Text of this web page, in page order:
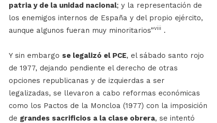
patria y de la unidad nacional; y la representación de
los enemigos internos de España y del propio ejército,
aunque algunos fueran muy minoritarios”viii .
Y sin embargo se legalizó el PCE, el sábado santo rojo
de 1977, dejando pendiente el derecho de otras
opciones republicanas y de izquierdas a ser
legalizadas, se llevaron a cabo reformas económicas
como los Pactos de la Moncloa (1977) con la imposición
de grandes sacrificios a la clase obrera, se intentó